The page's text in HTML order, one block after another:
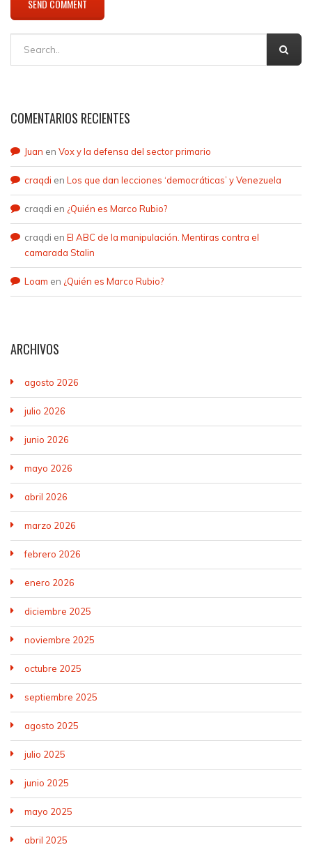
COMENTARIOS RECIENTES
Juan en Vox y la defensa del sector primario
craqdi en Los que dan lecciones ‘democráticas’ y Venezuela
craqdi en ¿Quién es Marco Rubio?
craqdi en El ABC de la manipulación. Mentiras contra el
camarada Stalin
Loam en ¿Quién es Marco Rubio?
ARCHIVOS
agosto 2026
julio 2026
junio 2026
mayo 2026
abril 2026
marzo 2026
febrero 2026
enero 2026
diciembre 2025
noviembre 2025
octubre 2025
septiembre 2025
agosto 2025
julio 2025
junio 2025
mayo 2025
abril 2025